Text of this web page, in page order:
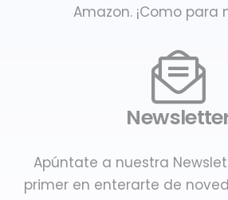
Amazon. ¡Como para
Apúntate a nuestra
primer en enterarte de